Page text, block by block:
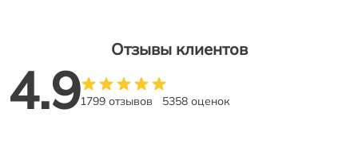
Отзывы клиентов
4.91799 отзывов 5358 оценок